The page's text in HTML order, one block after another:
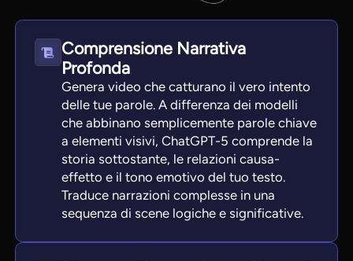
Comprensione Narrativa
Profonda
Genera video che catturano il vero intento
delle tue parole. A differenza dei modelli
che abbinano semplicemente parole chiave
a elementi visivi, ChatGPT-5 comprende la
storia sottostante, le relazioni causa-
effetto e il tono emotivo del tuo testo.
Traduce narrazioni complesse in una
sequenza di scene logiche e significative.